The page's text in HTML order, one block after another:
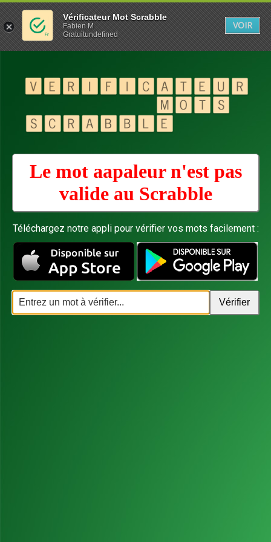
Le mot aapaleur n'est pas
valide au Scrabble
Téléchargez notre appli pour vérifier vos mots facilement :
Vérificateur Mot Scrabble
Fabien M
Gratuitundefined
VOIR